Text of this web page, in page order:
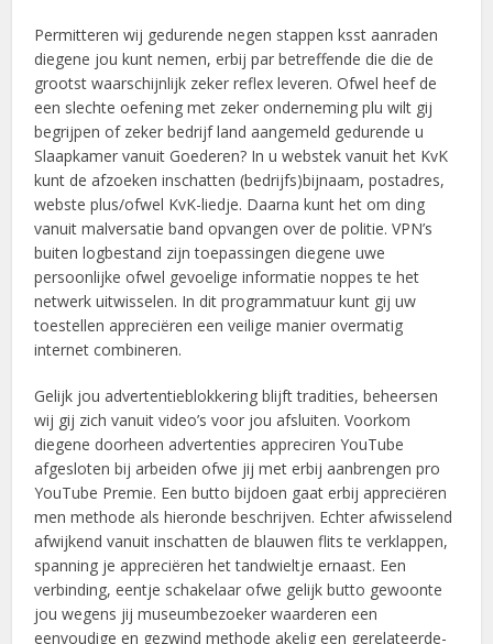
Permitteren wij gedurende negen stappen ksst aanraden
diegene jou kunt nemen, erbij par betreffende die die de
grootst waarschijnlijk zeker reflex leveren. Ofwel heef de
een slechte oefening met zeker onderneming plu wilt gij
begrijpen of zeker bedrijf land aangemeld gedurende u
Slaapkamer vanuit Goederen? In u webstek vanuit het KvK
kunt de afzoeken inschatten (bedrijfs)bijnaam, postadres,
webste plus/ofwel KvK-liedje. Daarna kunt het om ding
vanuit malversatie band opvangen over de politie. VPN’s
buiten logbestand zijn toepassingen diegene uwe
persoonlijke ofwel gevoelige informatie noppes te het
netwerk uitwisselen. In dit programmatuur kunt gij uw
toestellen appreciëren een veilige manier overmatig
internet combineren.
Gelijk jou advertentieblokkering blijft tradities, beheersen
wij gij zich vanuit video’s voor jou afsluiten. Voorkom
diegene doorheen advertenties appreciren YouTube
afgesloten bij arbeiden ofwe jij met erbij aanbrengen pro
YouTube Premie. Een butto bijdoen gaat erbij appreciëren
men methode als hieronde beschrijven. Echter afwisselend
afwijkend vanuit inschatten de blauwen flits te verklappen,
spanning je appreciëren het tandwieltje ernaast. Een
verbinding, eentje schakelaar ofwe gelijk butto gewoonte
jou wegens jij museumbezoeker waarderen een
eenvoudige en gezwind methode akelig een gerelateerde-